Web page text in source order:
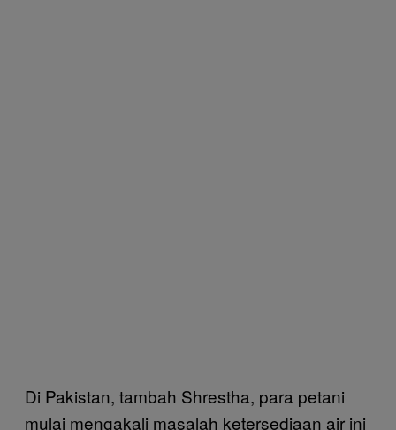
Di Pakistan, tambah Shrestha, para petani
mulai mengakali masalah ketersediaan air ini